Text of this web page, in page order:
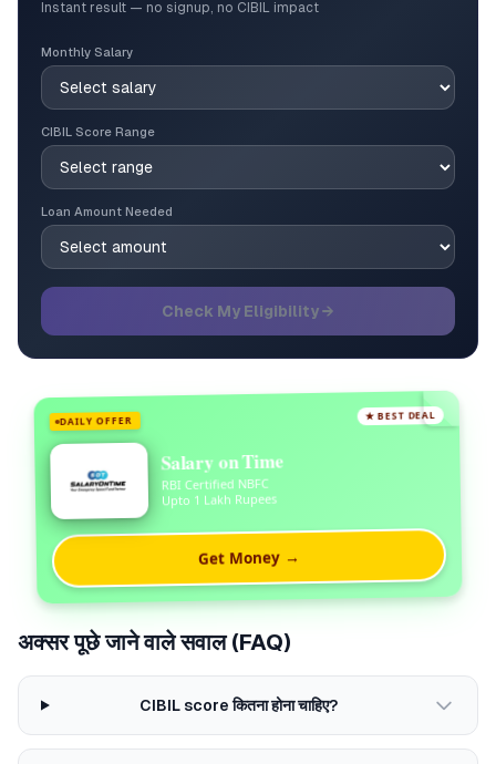
Instant result — no signup, no CIBIL impact
Monthly Salary
CIBIL Score Range
Loan Amount Needed
Check My Eligibility →
DAILY OFFER ★ BEST DEAL
Salary on Time
RBI Certified NBFC
Upto 1 Lakh Rupees
Get Money →
अक्सर पूछे जाने वाले सवाल (FAQ)
CIBIL score कितना होना चाहिए?